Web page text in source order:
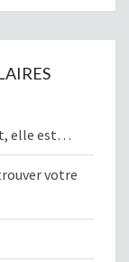
elle est…
votre